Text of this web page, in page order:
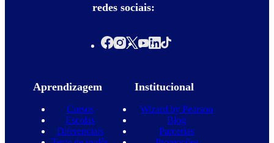
redes sociais:
Aprendizagem
Cursos
Escolas
Diferenciais
Institucional
Wizard by Pearson
Blog
Parcerias